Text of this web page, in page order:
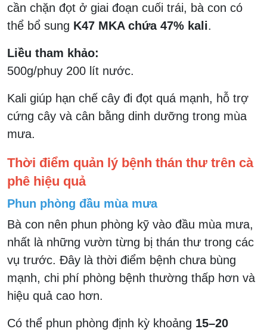
cần chặn đọt ở giai đoạn cuối trái, bà con có
thể bổ sung K47 MKA chứa 47% kali.
Liều tham khảo:
500g/phuy 200 lít nước.
Kali giúp hạn chế cây đi đọt quá mạnh, hỗ trợ
cứng cây và cân bằng dinh dưỡng trong mùa
mưa.
Thời điểm quản lý bệnh thán thư trên cà
phê hiệu quả
Phun phòng đầu mùa mưa
Bà con nên phun phòng kỹ vào đầu mùa mưa,
nhất là những vườn từng bị thán thư trong các
vụ trước. Đây là thời điểm bệnh chưa bùng
mạnh, chi phí phòng bệnh thường thấp hơn và
hiệu quả cao hơn.
Có thể phun phòng định kỳ khoảng 15–20